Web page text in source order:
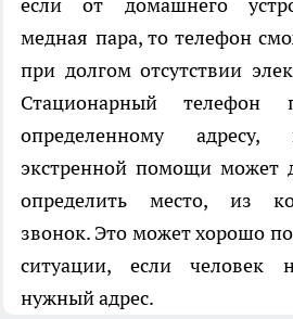
если от домашнего
медная пара, то телефон
при долгом отсутствии
Стационарный телефон
определенному адресу,
экстренной помощи может
определить место, из
звонок. Это может хорошо
ситуации, если человек
нужный адрес.